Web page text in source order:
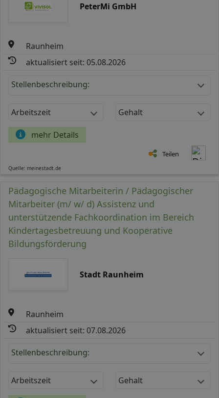
PeterMi GmbH
Raunheim
aktualisiert seit: 05.08.2026
Stellenbeschreibung:
Arbeitszeit Gehalt
mehr Details
Teilen
Quelle: meinestadt.de
Pädagogische Mitarbeiterin / Pädagogischer
Mitarbeiter (m/ w/ d) Assistenz und
unterstützende Fachkoordination im Bereich
Kindertagesbetreuung und Kooperative
Bildungsförderung
Stadt Raunheim
Raunheim
aktualisiert seit: 07.08.2026
Stellenbeschreibung:
Arbeitszeit Gehalt